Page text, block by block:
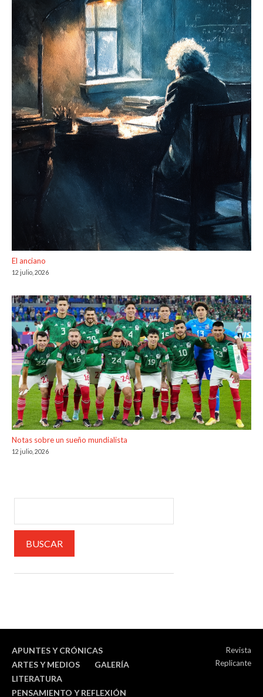
El anciano
12 julio, 2026
Notas sobre un sueño mundialista
12 julio, 2026
APUNTES Y CRÓNICAS
ARTES Y MEDIOS
GALERÍA
LITERATURA
PENSAMIENTO Y REFLEXIÓN
Revista
Replicante